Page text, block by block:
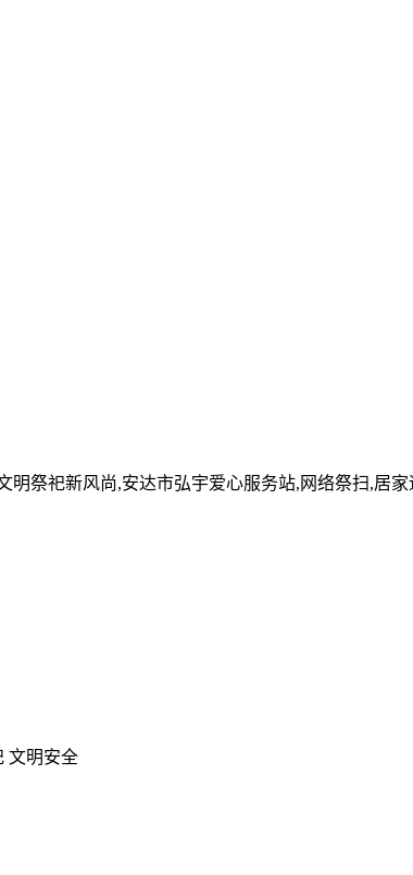
明祭祀新风尚,安达市弘宇爱心服务站,网络祭扫,居
文明安全